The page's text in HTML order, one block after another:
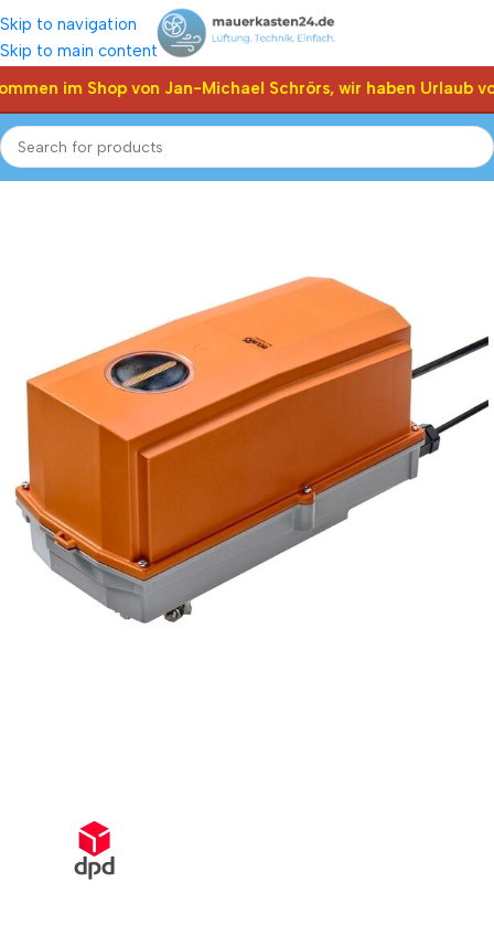
Skip to navigation
Skip to main content
im Shop von Jan-Michael Schrörs, wir haben Urlaub
Start Shop Klappen Stellantriebe, Stellmotor Belimo